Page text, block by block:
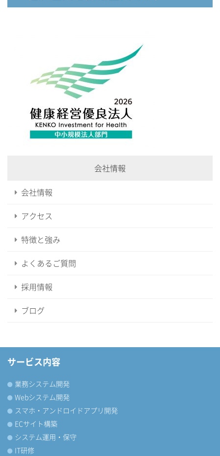
会社情報
会社情報
アクセス
特徴と強み
よくあるご質問
採用情報
ブログ
サービス内容
業務システム開発
Webシステム開発
スマホ・アンドロイドアプリ開発
ECサイト構築
システム運用・保守
IT研修